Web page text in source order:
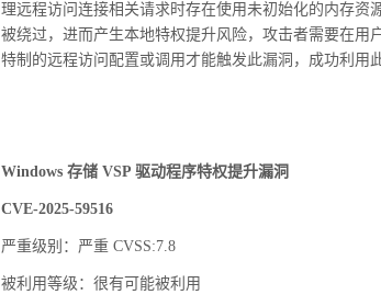
理远程访问连接相关请求时存在使用未初始化的内存资
被绕过，进而产生本地特权提升风险，攻击者需要在用
特制的远程访问配置或调用才能触发此漏洞，成功利用
Windows 存储 VSP 驱动程序特权提升漏洞
CVE-2025-59516
严重级别：严重 CVSS:7.8
被利用等级：很有可能被利用